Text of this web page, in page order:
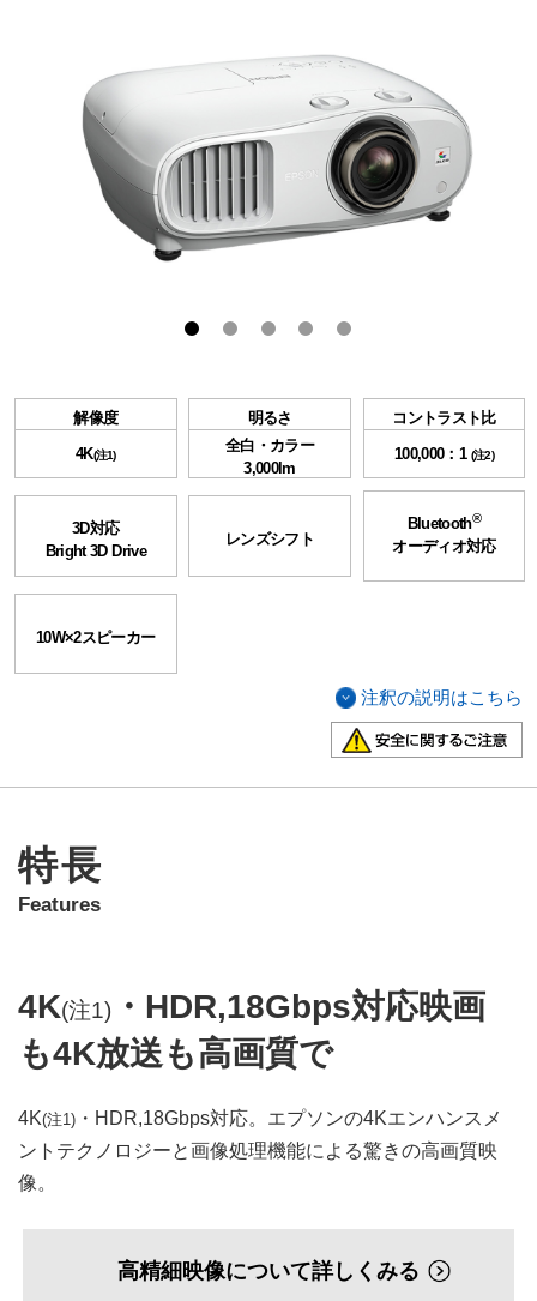
解像度
4K(注1)
明るさ
全白・カラー
3,000lm
コントラスト比
100,000：1 (注2)
3D対応
Bright 3D Drive
レンズシフト
Bluetooth®
オーディオ対応
10W×2スピーカー
注釈の説明はこちら
特長
Features
4K(注1)・HDR,18Gbps対応映画
も4K放送も高画質で
4K(注1)・HDR,18Gbps対応。エプソンの4Kエンハンスメ
ントテクノロジーと画像処理機能による驚きの高画質映
像。
高精細映像について詳しくみる